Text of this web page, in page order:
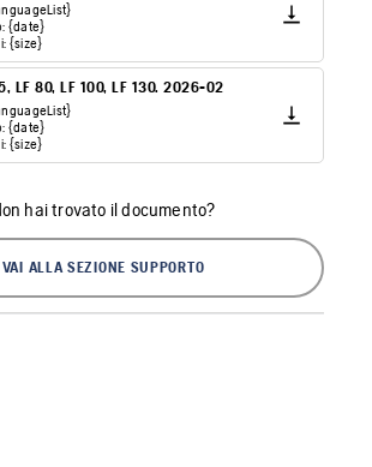
{date}
{size}
LF 80, LF 100, LF 130. 2026-02
{date}
{size}
hai trovato il documento?
VAI ALLA SEZIONE SUPPORTO